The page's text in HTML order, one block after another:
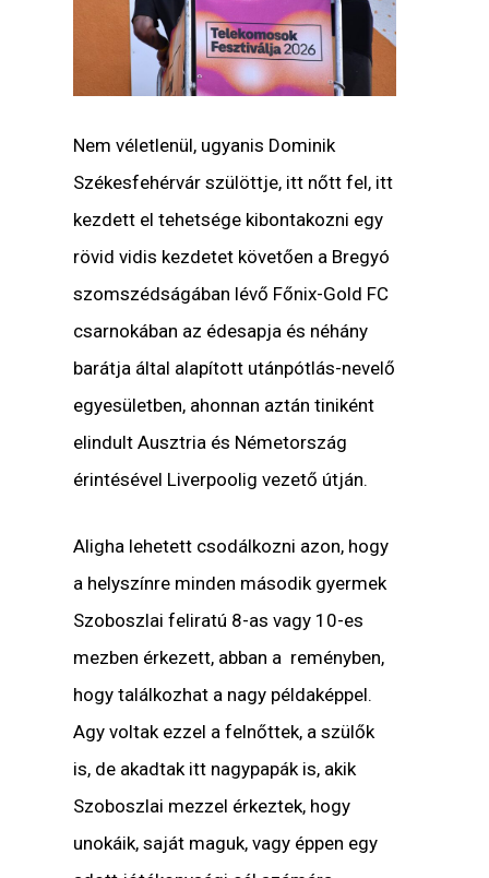
Nem véletlenül, ugyanis Dominik
Székesfehérvár szülöttje, itt nőtt fel, itt
kezdett el tehetsége kibontakozni egy
rövid vidis kezdetet követően a Bregyó
szomszédságában lévő Főnix-Gold FC
csarnokában az édesapja és néhány
barátja által alapított utánpótlás-nevelő
egyesületben, ahonnan aztán tiniként
elindult Ausztria és Németország
érintésével Liverpoolig vezető útján.
Aligha lehetett csodálkozni azon, hogy
a helyszínre minden második gyermek
Szoboszlai feliratú 8-as vagy 10-es
mezben érkezett, abban a reményben,
hogy találkozhat a nagy példaképpel.
Agy voltak ezzel a felnőttek, a szülők
is, de akadtak itt nagypapák is, akik
Szoboszlai mezzel érkeztek, hogy
unokáik, saját maguk, vagy éppen egy